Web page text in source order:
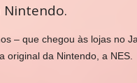
Nintendo.
– que chegou às lojas no
original da Nintendo, a NES.